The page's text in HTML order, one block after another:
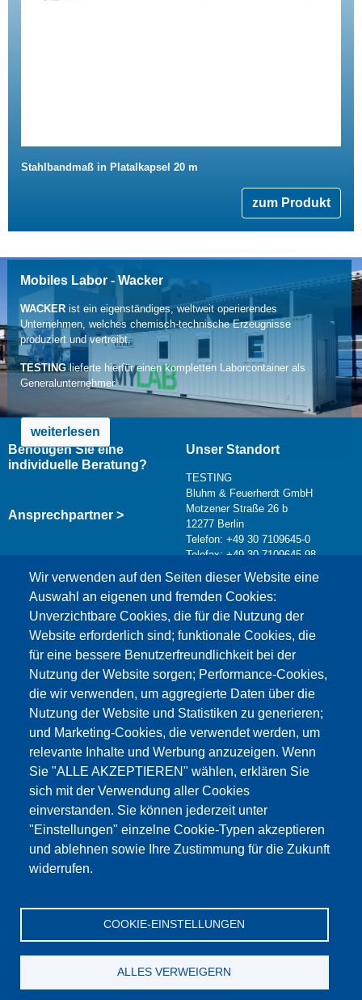
Stahlbandmaß in Platalkapsel 20 m
zum Produkt
Mobiles Labor - Wacker
WACKERist ein eigenständiges, weltweit operierendes
Unternehmen, welches chemisch-technische Erzeugnisse
produziert und vertreibt.
TESTINGlieferte hierfür einen kompletten Laborcontainer als
Generalunternehmer.
weiterlesen
Wir verwenden auf den Seiten dieser Website eine
Auswahl an eigenen und fremden Cookies:
Unverzichtbare Cookies, die für die Nutzung der
Website erforderlich sind; funktionale Cookies, die
für eine bessere Benutzerfreundlichkeit bei der
Nutzung der Website sorgen; Performance-Cookies,
die wir verwenden, um aggregierte Daten über die
Nutzung der Website und Statistiken zu generieren;
und Marketing-Cookies, die verwendet werden, um
relevante Inhalte und Werbung anzuzeigen. Wenn
Sie "ALLE AKZEPTIEREN" wählen, erklären Sie
sich mit der Verwendung aller Cookies
einverstanden. Sie können jederzeit unter
"Einstellungen" einzelne Cookie-Typen akzeptieren
und ablehnen sowie Ihre Zustimmung für die Zukunft
widerrufen.
COOKIE-EINSTELLUNGEN
ALLES VERWEIGERN
Benötigen Sie eine
individuelle Beratung?
Ansprechpartner >
Unser Standort
TESTING
Bluhm & Feuerherdt GmbH
Motzener Straße 26 b
12277 Berlin
Telefon: +49 30 7109645-0
Telefax: +49 30 7109645-98
info@testing.de
Dieser Inhalt ist blockiert, da die Google Maps
Cookies nicht akzeptiert wurden.
NUR DIE GOOGLE MAPS COOKIES
AKZEPTIEREN.
Alle Cookies akzeptieren